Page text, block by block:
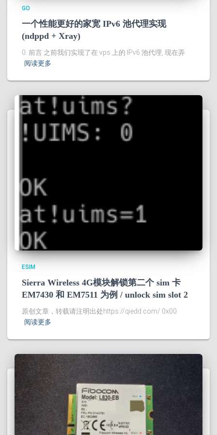
GO
一个性能更好的家宽 IPv6 池代理实现
(ndppd + Xray)
0. 前言 之前我们实现了在 vps 上的 IPv6 池代理, 现在弄
阅读更多
ESIM
Sierra Wireless 4G模块解锁第二个 sim 卡
EM7430 和 EM7511 为例 / unlock sim slot 2
原创文章，转载请注明出处https://qiedd.com/ 0x00
阅读更多